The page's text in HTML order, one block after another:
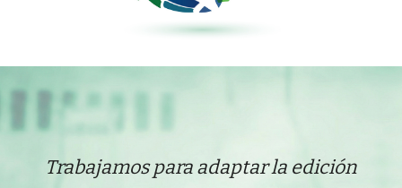
Trabajamospara adaptar la edición